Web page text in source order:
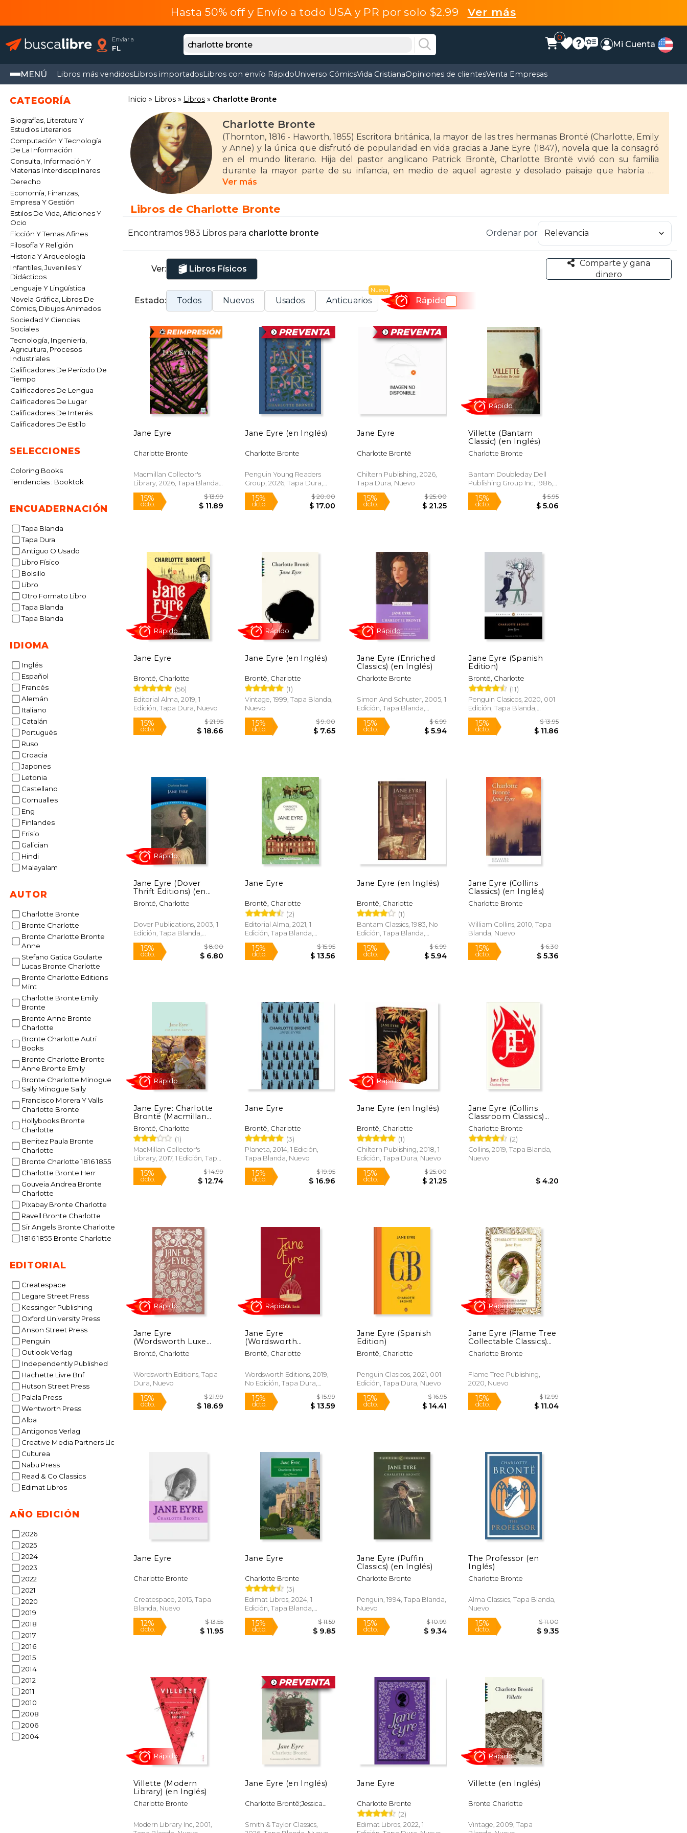
Hasta 50% off y Envío a todo USA y PR por solo $2.99 Ver más
Enviar a
FL
0
Mi Cuenta
MENÚ Libros más vendidosLibros importadosLibros con envío RápidoUniverso CómicsVida CristianaOpiniones de clientesVenta Empresas
CATEGORÍA
Biografías, Literatura Y
Estudios Literarios
Computación Y Tecnología
De La Información
Consulta, Información Y
Materias Interdisciplinares
Derecho
Economía, Finanzas,
Empresa Y Gestión
Estilos De Vida, Aficiones Y
Ocio
Ficción Y Temas Afines
Filosofía Y Religión
Historia Y Arqueología
Infantiles, Juveniles Y
Didácticos
Lenguaje Y Lingüística
Novela Gráfica, Libros De
Cómics, Dibujos Animados
Sociedad Y Ciencias
Sociales
Tecnología, Ingeniería,
Agricultura, Procesos
Industriales
Calificadores De Período De
Tiempo
Calificadores De Lengua
Calificadores De Lugar
Calificadores De Interés
Calificadores De Estilo
SELECCIONES
Coloring Books
Tendencias : Booktok
ENCUADERNACIÓN
Tapa Blanda
Tapa Dura
Antiguo O Usado
Libro Físico
Bolsillo
Libro
Otro Formato Libro
Tapa Blanda
Tapa Blanda
IDIOMA
Inglés
Español
Francés
Alemán
Italiano
Catalán
Portugués
Ruso
Croacia
Japones
Letonia
Castellano
Cornualles
Eng
Finlandes
Frisio
Galician
Hindi
Malayalam
AUTOR
Charlotte Bronte
Bronte Charlotte
Bronte Charlotte Bronte
Anne
Stefano Gatica Goularte
Lucas Bronte Charlotte
Bronte Charlotte Editions
Mint
Charlotte Bronte Emily
Bronte
Bronte Anne Bronte
Charlotte
Bronte Charlotte Autri
Books
Bronte Charlotte Bronte
Anne Bronte Emily
Bronte Charlotte Minogue
Sally Minogue Sally
Francisco Morera Y Valls
Charlotte Bronte
Hollybooks Bronte
Charlotte
Benitez Paula Bronte
Charlotte
Bronte Charlotte 1816 1855
Charlotte Bronte Herr
Gouveia Andrea Bronte
Charlotte
Pixabay Bronte Charlotte
Ravell Bronte Charlotte
Sir Angels Bronte Charlotte
1816 1855 Bronte Charlotte
EDITORIAL
Createspace
Legare Street Press
Kessinger Publishing
Oxford University Press
Anson Street Press
Penguin
Outlook Verlag
Independently Published
Hachette Livre Bnf
Hutson Street Press
Palala Press
Wentworth Press
Alba
Antigonos Verlag
Creative Media Partners Llc
Culturea
Nabu Press
Read & Co Classics
Edimat Libros
AÑO EDICIÓN
2026
2025
2024
2023
2022
2021
2020
2019
2018
2017
2016
2015
2014
2012
2011
2010
2008
2006
2004
Inicio Libros Libros Charlotte Bronte
Charlotte Bronte
(Thornton, 1816 - Haworth, 1855) Escritora británica, la mayor de las tres hermanas Brontë (Charlotte, Emily
y Anne) y la única que disfrutó de popularidad en vida gracias a Jane Eyre (1847), novela que la consagró
en el mundo literario. Hija del pastor anglicano Patrick Brontë, Charlotte Brontë vivió con su familia
durante la mayor parte de su infancia, en medio de aquel agreste y desolado paisaje que habría de
reaparecer como fondo de los fantásticos y románticos episodios de sus novelas y de las de su hermana
Emily.
Ver más
Libros de Charlotte Bronte
Encontramos 983 Libros para charlotte bronte Ordenar por
Ver: Libros Físicos
Comparte y gana
dinero
Estado: Todos Nuevos Usados Anticuarios
Nuevo
Rápido
Jane Eyre
Charlotte Bronte
Macmillan Collector's
Library, 2026, Tapa Blanda,
Nuevo
15%
dcto.
Jane Eyre (en Inglés)
Charlotte Bronte
Penguin Young Readers
Group, 2026, Tapa Dura,
Nuevo
Jane Eyre
Charlotte Brontë
Chiltern Publishing, 2026,
Tapa Dura, Nuevo
15%
dcto.
$ 25.00
Villette (Bantam
Classic) (en Inglés)
Charlotte Bronte
Bantam Doubleday Dell
Publishing Group Inc, 1986,
Tapa Blanda, Nuevo
15%
dcto.
Jane Eyre
Brontë, Charlotte
(56)
Editorial Alma, 2019, 1
Edición, Tapa Dura, Nuevo
15%
dcto.
Rápido
Jane Eyre (en Inglés)
Brontë, Charlotte
(1)
Vintage, 1999, Tapa Blanda,
Nuevo
15%
dcto.
Rápido
Jane Eyre (Enriched
Classics) (en Inglés)
Charlotte Bronte
Simon And Schuster, 2005, 1
Edición, Tapa Blanda,
Nuevo
15%
dcto.
$ 6.99
$ 5.94
Rápido
Jane Eyre (Spanish
Edition)
Brontë, Charlotte
(11)
Penguin Clasicos, 2020, 001
Edición, Tapa Blanda,
Nuevo
15%
Jane Eyre (Dover
Thrift Editions) (en
Inglés)
Brontë, Charlotte
Dover Publications, 2003, 1
Edición, Tapa Blanda,
Nuevo
15%
dcto.
Jane Eyre
Brontë, Charlotte
(2)
Editorial Alma, 2021, 1
Edición, Tapa Blanda,
Nuevo
15%
dcto.
Jane Eyre (en Inglés)
Brontë, Charlotte
(1)
Bantam Classics, 1983, No
Edición, Tapa Blanda,
Nuevo
15%
dcto.
$ 6.99
$ 5.94
Jane Eyre (Collins
Classics) (en Inglés)
Charlotte Bronte
William Collins, 2010, Tapa
Blanda, Nuevo
15%
dcto.
Jane Eyre: Charlotte
Brontë (Macmillan
Collector'S Library,
103) (en Inglés)
Brontë, Charlotte
(1)
MacMillan Collector's
Library, 2017, 1 Edición, Tapa
Dura, Nuevo
15%
dcto.
$ 14.99
$ 12.74
Jane Eyre
Brontë, Charlotte
(3)
Planeta, 2014, 1 Edición,
Tapa Blanda, Nuevo
15%
dcto.
Jane Eyre (en Inglés)
Brontë, Charlotte
(1)
Chiltern Publishing, 2018, 1
Edición, Tapa Dura, Nuevo
15%
dcto.
$ 25.00
$ 21.25
Jane Eyre (Collins
Classroom Classics)
(en Inglés)
Charlotte Bronte
(2)
Collins, 2019, Tapa Blanda,
Nuevo
Jane Eyre
(Wordsworth Luxe
Collection) (en Inglés)
Brontë, Charlotte
Wordsworth Editions, Tapa
Dura, Nuevo
15%
dcto. $ 18.69
Jane Eyre
(Wordsworth
Collector's Editions)
(en Inglés)
Brontë, Charlotte
Wordsworth Editions, 2019,
No Edición, Tapa Dura,
Nuevo
dcto. $ 13.59
Rápido
Jane Eyre (Spanish
Edition)
Brontë, Charlotte
Penguin Clasicos, 2021, 001
Edición, Tapa Dura, Nuevo
15%
dcto. $ 14.41
Jane Eyre (Flame Tree
Collectable Classics)
(en Inglés)
Charlotte Bronte
Flame Tree Publishing,
2020, Nuevo
15%
dcto.
Jane Eyre
Charlotte Bronte
Createspace, 2015, Tapa
Blanda, Nuevo
12% $ 13.55
Jane Eyre
Charlotte Bronte
(3)
Edimat Libros, 2024, 1
Edición, Tapa Blanda,
Nuevo
15% $ 11.59
$ 9.85
Jane Eyre (Puffin
Classics) (en Inglés)
Charlotte Bronte
Penguin, 1994, Tapa Blanda,
Nuevo
15%
dcto.
$ 10.99
The Professor (en
Inglés)
Charlotte Bronte
Alma Classics, Tapa Blanda,
Nuevo
Villette (Modern
Library) (en Inglés)
Charlotte Bronte
Modern Library Inc, 2001,
Jane Eyre (en Inglés)
Charlotte Brontë;Jessica
Smith & Taylor Classics,
Jane Eyre
Charlotte Bronte
(2)
Edimat Libros, 2022, 1
Villette (en Inglés)
Bronte Charlotte
Vintage, 2009, Tapa